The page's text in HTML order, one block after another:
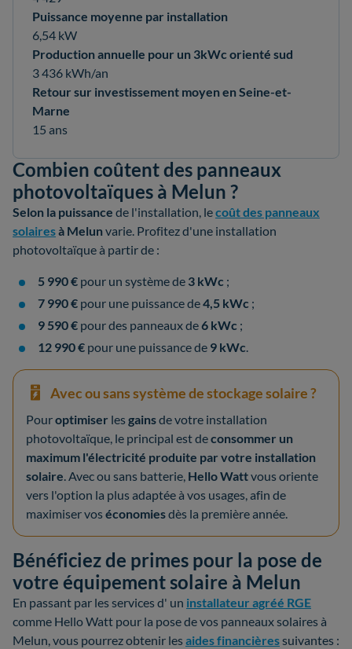
Puissance moyenne par installation
6,54 kW
Production annuelle pour un 3kWc orienté sud
3 436 kWh/an
Retour sur investissement moyen en Seine-et-
Marne
15 ans
Combien coûtent des panneaux
photovoltaïques à Melun ?
Selon la puissance de l'installation, lecoût des panneaux
solairesà Melunvarie. Profitez d'une installation
photovoltaïque à partir de :
5 990 € pour un système de 3 kWc ;
7 990 € pour une puissance de4,5 kWc ;
9 590 € pour des panneaux de6 kWc ;
12 990 € pour une puissance de 9 kWc.
Avec ou sans système de stockage solaire ?
Pouroptimiser lesgainsde votre installation
photovoltaïque, le principal est deconsommer un
maximum l'électricité produite par votre installation
solaire. Avec ou sans batterie, Hello Wattvous oriente
vers l'option la plus adaptée à vos usages, afin de
maximiser voséconomiesdès la première année.
Bénéficiez de primes pour la pose de
votre équipement solaire à Melun
En passant par les services d' un installateur agréé RGE
comme Hello Watt pour la pose de vos panneaux solaires à
Melun, vous pourrez obtenir lesaides financièressuivantes :